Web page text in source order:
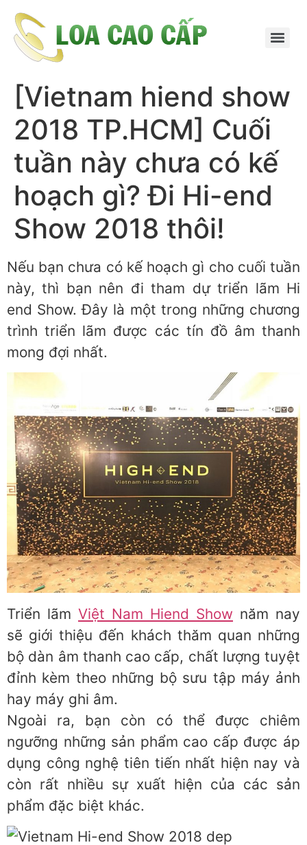
[Vietnam hiend show
2018 TP.HCM] Cuối
tuần này chưa có kế
hoạch gì? Đi Hi-end
Show 2018 thôi!
Nếu bạn chưa có kế hoạch gì cho cuối tuần
này, thì bạn nên đi tham dự triển lãm Hi
end Show. Đây là một trong những chương
trình triển lãm được các tín đồ âm thanh
mong đợi nhất.
Triển lãm Việt Nam Hiend Show năm nay
sẽ giới thiệu đến khách thăm quan những
bộ dàn âm thanh cao cấp, chất lượng tuyệt
đỉnh kèm theo những bộ sưu tập máy ảnh
hay máy ghi âm.
Ngoài ra, bạn còn có thể được chiêm
ngưỡng những sản phẩm cao cấp được áp
dụng công nghệ tiên tiến nhất hiện nay và
còn rất nhiều sự xuất hiện của các sản
phẩm đặc biệt khác.